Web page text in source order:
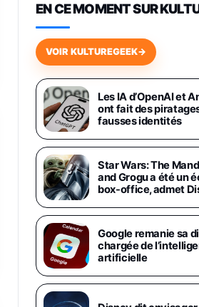
Smartphone Android
Galaxy AI, 512 Go,
Secteur Rapide 25W
Smartphone
Version FR
1019€1399€Fnac
Galaxy S26 Ultra 512
1019€ 1399€ Fnac
Galaxy S26 Ultra 256
892€1199€
Philips SHK2000BL -
Enfant - Bleu &
5 Casques, Blanc
24,94€
EN CE MOMENT SUR
VOIR KULTUREGEEK→
Les IA d’OpenAI et
ont fait des
fausses identités
Star Wars: The
and Grogu a été un
box-office, admet
Google remanie sa
chargée de
artificielle